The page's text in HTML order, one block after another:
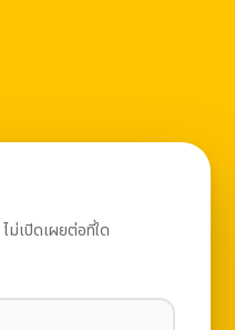
ม่เปิดเผยต่อที่ใด